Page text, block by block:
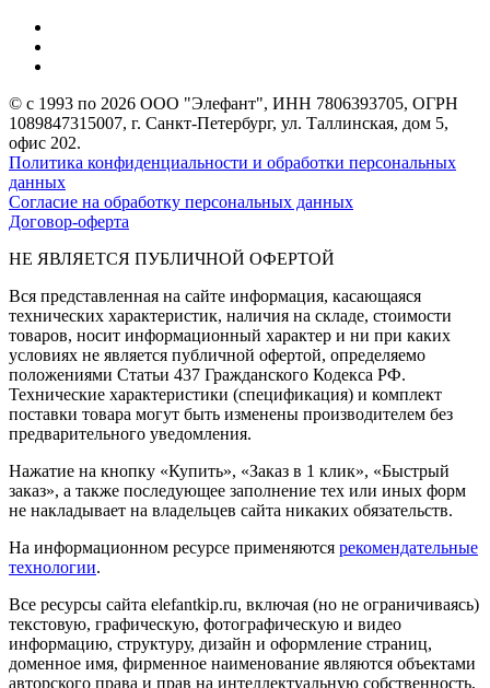
© с 1993 по 2026 ООО "Элефант", ИНН 7806393705, ОГРН
1089847315007, г. Санкт-Петербург, ул. Таллинская, дом 5,
офис 202.
Политика конфиденциальности и обработки персональных
данных
Согласие на обработку персональных данных
Договор-оферта
НЕ ЯВЛЯЕТСЯ ПУБЛИЧНОЙ ОФЕРТОЙ
Вся представленная на сайте информация, касающаяся
технических характеристик, наличия на складе, стоимости
товаров, носит информационный характер и ни при каких
условиях не является публичной офертой, определяемо
положениями Статьи 437 Гражданского Кодекса РФ.
Технические характеристики (спецификация) и комплект
поставки товара могут быть изменены производителем без
предварительного уведомления.
Нажатие на кнопку «Купить», «Заказ в 1 клик», «Быстрый
заказ», а также последующее заполнение тех или иных форм
не накладывает на владельцев сайта никаких обязательств.
На информационном ресурсе применяются рекомендательные
технологии.
Все ресурсы сайта elefantkip.ru, включая (но не ограничиваясь)
текстовую, графическую, фотографическую и видео
информацию, структуру, дизайн и оформление страниц,
доменное имя, фирменное наименование являются объектами
авторского права и прав на интеллектуальную собственность,